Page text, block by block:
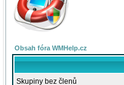
Obsah fóra WMHelp.cz
Skupiny bez členů